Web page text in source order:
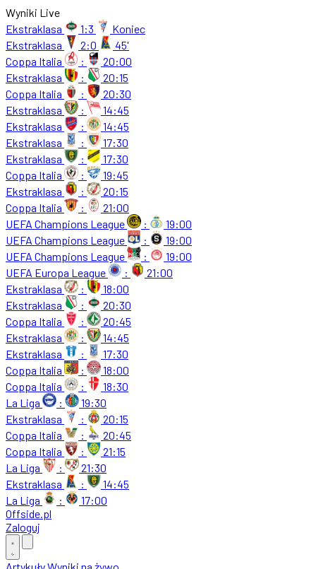
Wyniki Live
Ekstraklasa
1:3
Koniec
Ekstraklasa
2:0
45'
Coppa Italia
:
20:00
Ekstraklasa
:
20:15
Coppa Italia
:
20:30
Ekstraklasa
:
14:45
Ekstraklasa
:
14:45
Ekstraklasa
:
17:30
Ekstraklasa
:
17:30
Coppa Italia
:
19:45
Ekstraklasa
:
20:15
Coppa Italia
:
21:00
UEFA Champions League
:
19:00
UEFA Champions League
:
19:00
UEFA Champions League
:
19:00
UEFA Europa League
:
21:00
Ekstraklasa
:
18:00
Ekstraklasa
:
20:30
Coppa Italia
:
20:45
Ekstraklasa
:
14:45
Ekstraklasa
:
17:30
Coppa Italia
:
18:00
Coppa Italia
:
18:30
La Liga
:
19:30
Ekstraklasa
:
20:15
Coppa Italia
:
20:45
Coppa Italia
:
21:15
La Liga
:
21:30
Ekstraklasa
:
14:45
La Liga
:
17:00
Offside.pl
Zaloguj